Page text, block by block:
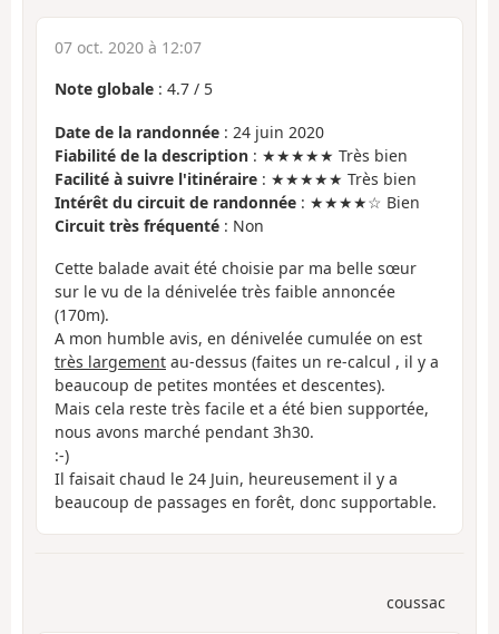
07 oct. 2020 à 12:07
Note globale : 4.7 / 5
Date de la randonnée : 24 juin 2020
Fiabilité de la description : ★★★★★ Très bien
Facilité à suivre l'itinéraire : ★★★★★ Très bien
Intérêt du circuit de randonnée : ★★★★☆ Bien
Circuit très fréquenté : Non
Cette balade avait été choisie par ma belle sœur
sur le vu de la dénivelée très faible annoncée
(170m).
A mon humble avis, en dénivelée cumulée on est
très largement au-dessus (faites un re-calcul , il y a
beaucoup de petites montées et descentes).
Mais cela reste très facile et a été bien supportée,
nous avons marché pendant 3h30.
:-)
Il faisait chaud le 24 Juin, heureusement il y a
beaucoup de passages en forêt, donc supportable.
coussac